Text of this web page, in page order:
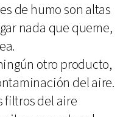
de humo son altas
nada que queme,
otro producto,
del aire.
filtros del aire